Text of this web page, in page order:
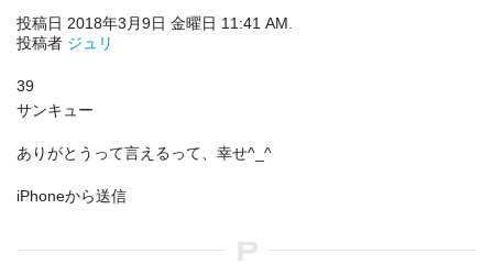
投稿日 2018年3月9日 金曜日 11:41 AM.
投稿者 ジュリ
39
サンキュー
ありがとうって言えるって、幸せ^_^
iPhoneから送信